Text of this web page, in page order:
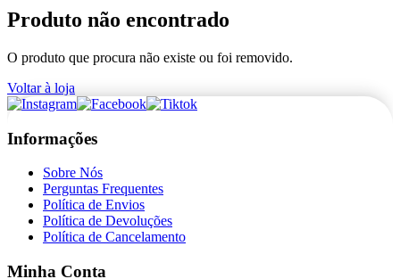
+de 36.000 reviews
Produto não encontrado
O produto que procura não existe ou foi removido.
Voltar à loja
Informações
Sobre Nós
Perguntas Frequentes
Política de Envios
Política de Devoluções
Política de Cancelamento
Minha Conta